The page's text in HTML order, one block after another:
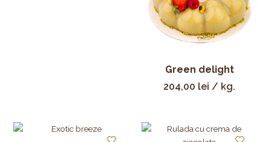
Green delight
204,00 lei / kg.